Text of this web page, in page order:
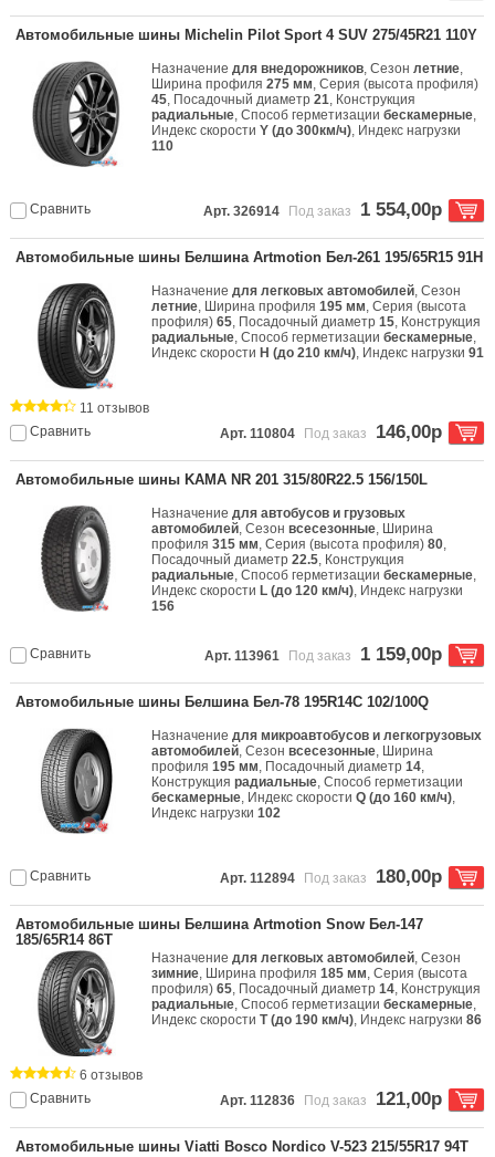
Автомобильные шины Michelin Pilot Sport 4 SUV 275/45R21 110Y
Назначениедля внедорожников, Сезонлетние,
Ширина профиля275 мм, Серия (высота профиля)
45, Посадочный диаметр21, Конструкция
радиальные, Способ герметизациибескамерные,
Индекс скоростиY (до 300км/ч), Индекс нагрузки
110
Сравнить Арт. 326914 Под заказ 1 554,00р
Автомобильные шины Белшина Artmotion Бел-261 195/65R15 91H
Назначениедля легковых автомобилей, Сезон
летние, Ширина профиля195 мм, Серия (высота
профиля)65, Посадочный диаметр15, Конструкция
радиальные, Способ герметизациибескамерные,
Индекс скорости H (до 210 км/ч), Индекс нагрузки91
Сравнить
11 отзывов
Арт. 110804
Под заказ 146,00р
Автомобильные шины KAMA NR 201 315/80R22.5 156/150L
Назначениедля автобусов и грузовых
автомобилей, Сезонвсесезонные, Ширина
профиля315 мм, Серия (высота профиля)80,
Посадочный диаметр22.5, Конструкция
радиальные, Способ герметизациибескамерные,
Индекс скорости L (до 120 км/ч), Индекс нагрузки
156
Сравнить Арт. 113961 Под заказ 1 159,00р
Автомобильные шины Белшина Бел-78 195R14C 102/100Q
Назначениедля микроавтобусов и легкогрузовых
автомобилей, Сезонвсесезонные, Ширина
профиля195 мм, Посадочный диаметр14,
Конструкциярадиальные, Способ герметизации
бескамерные, Индекс скоростиQ (до 160 км/ч),
Индекс нагрузки102
Сравнить Арт. 112894 Под заказ 180,00р
Автомобильные шины Белшина Artmotion Snow Бел-147
185/65R14 86T
Назначениедля легковых автомобилей, Сезон
зимние, Ширина профиля185 мм, Серия (высота
профиля)65, Посадочный диаметр14, Конструкция
радиальные, Способ герметизациибескамерные,
Индекс скоростиT (до 190 км/ч), Индекс нагрузки86
Сравнить
6 отзывов
Арт. 112836
Под заказ 121,00р
Автомобильные шины Viatti Bosco Nordico V-523 215/55R17 94T